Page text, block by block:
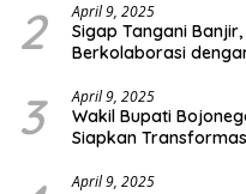
2 April 9, 2025
Sigap Tangani
Berkolaborasi
3 April 9, 2025
Wakil Bupati
Siapkan
April 9, 2025